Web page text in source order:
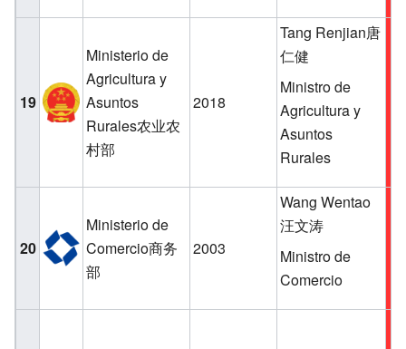
19
Ministerio de
Agricultura y
Asuntos
Rurales农业农
村部
2018
Tang Renjian唐
仁健
Ministro de
Agricultura y
Asuntos
Rurales
20
Ministerio de
Comercio商务
部
2003
Wang Wentao
汪文涛
Ministro de
Comercio